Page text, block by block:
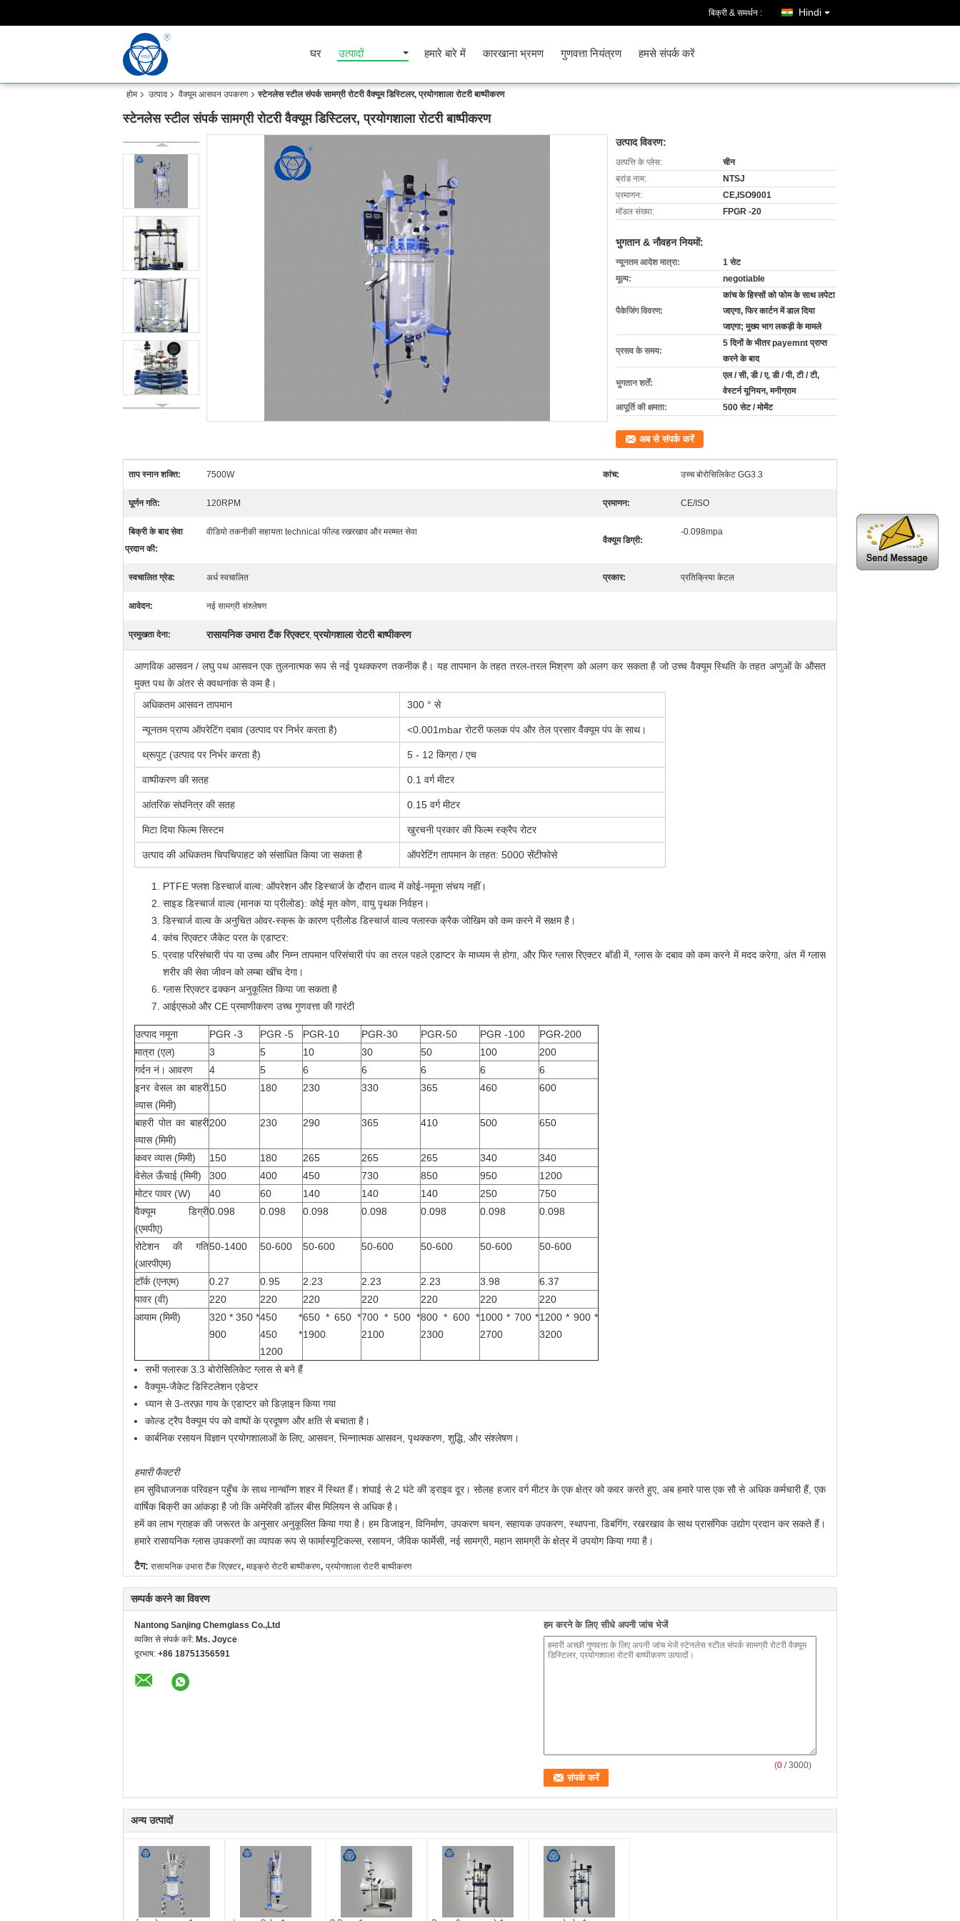
बिक्री & समर्थन : Hindi
घर उत्पादों हमारे बारे में कारखाना भ्रमण गुणवत्ता नियंत्रण हमसे संपर्क करें
होम उत्पाद वैक्यूम आसवन उपकरण स्टेनलेस स्टील संपर्क सामग्री रोटरी वैक्यूम डिस्टिलर, प्रयोगशाला रोटरी बाष्पीकरण
स्टेनलेस स्टील संपर्क सामग्री रोटरी वैक्यूम डिस्टिलर, प्रयोगशाला रोटरी बाष्पीकरण
उत्पाद विवरण:
उत्पत्ति के प्लेस:
चीन
ब्रांड नाम:
NTSJ
प्रमाणन:
CE,ISO9001
मॉडल संख्या:
FPGR -20
भुगतान & नौवहन नियमों:
न्यूनतम आदेश मात्रा:
1 सेट
मूल्य:
negotiable
पैकेजिंग विवरण:
कांच के हिस्सों को फोम के साथ लपेटा
जाएगा, फिर कार्टन में डाल दिया
जाएगा; मुख्य भाग लकड़ी के मामले
प्रसव के समय:
5 दिनों के भीतर payemnt प्राप्त
करने के बाद
भुगतान शर्तें:
एल / सी, डी / ए, डी / पी, टी / टी,
वेस्टर्न यूनियन, मनीग्राम
आपूर्ति की क्षमता:
500 सेट / मोमेंट
अब से संपर्क करें
ताप स्नान शक्ति: 7500W कांच: उच्च बोरोसिलिकेट GG3.3
घूर्णन गति: 120RPM प्रमाणन: CE/ISO
बिक्री के बाद सेवा
प्रदान की:
वीडियो तकनीकी सहायता technical फील्ड रखरखाव और मरम्मत सेवा
वैक्यूम डिग्री:
-0.098mpa
स्वचालित ग्रेड: अर्ध स्वचालित प्रकार: प्रतिक्रिया केटल
आवेदन: नई सामग्री संश्लेषण
प्रमुखता देना: रासायनिक उभारा टैंक रिएक्टर,प्रयोगशाला रोटरी बाष्पीकरण
आणविक आसवन / लघु पथ आसवन एक तुलनात्मक रूप से नई पृथक्करण तकनीक है। यह तापमान के तहत तरल-तरल मिश्रण को अलग कर सकता है जो उच्च वैक्यूम स्थिति के तहत अणुओं के औसत
मुक्त पथ के अंतर से क्वथनांक से कम है।
अधिकतम आसवन तापमान
300 ° से
न्यूनतम प्राप्य ऑपरेटिंग दबाव (उत्पाद पर निर्भर करता है) <0.001mbar रोटरी फलक पंप और तेल प्रसार वैक्यूम पंप के साथ।
थ्रूपुट (उत्पाद पर निर्भर करता है) 5 - 12 किग्रा / एच
वाष्पीकरण की सतह 0.1 वर्ग मीटर
आंतरिक संघनित्र की सतह 0.15 वर्ग मीटर
मिटा दिया फिल्म सिस्टम खुरचनी प्रकार की फिल्म स्क्रैप रोटर
उत्पाद की अधिकतम चिपचिपाहट को संसाधित किया जा सकता है ऑपरेटिंग तापमान के तहत: 5000 सेंटीफोसे
PTFE फ्लश डिस्चार्ज वाल्व: ऑपरेशन और डिस्चार्ज के दौरान वाल्व में कोई-नमूना संचय नहीं।
साइड डिस्चार्ज वाल्व (मानक या प्रीलोड): कोई मृत कोण, वायु पृथक निर्वहन।
डिस्चार्ज वाल्व के अनुचित ओवर-स्क्रू के कारण प्रीलोड डिस्चार्ज वाल्व फ्लास्क क्रैक जोखिम को कम करने में सक्षम है।
कांच रिएक्टर जैकेट परत के एडाप्टर:
प्रवाह परिसंचारी पंप या उच्च और निम्न तापमान परिसंचारी पंप का तरल पहले एडाप्टर के माध्यम से होगा, और फिर ग्लास रिएक्टर बॉडी में, ग्लास के दबाव को कम करने में मदद करेगा, अंत में ग्लास
शरीर की सेवा जीवन को लम्बा खींच देगा।
ग्लास रिएक्टर ढक्कन अनुकूलित किया जा सकता है
आईएसओ और CE प्रमाणीकरण उच्च गुणवत्ता की गारंटी
उत्पाद नमूना PGR -3 PGR -5 PGR-10 PGR-30 PGR-50 PGR -100
PGR-200
मात्रा (एल)
3 5 10 30 50 100
200
गर्दन नं। आवरण
4 5 6 6 6 6
6
इनर वेसल का बाहरी
व्यास (मिमी)
150 180 230 330 365 460 600
बाहरी पोत का बाहरी
व्यास (मिमी)
200 230 290 365 410 500 650
कवर व्यास (मिमी) 150 180 265 265 265 340
340
वेसेल ऊँचाई (मिमी)
300 400 450 730 850 950
1200
मोटर पावर (W)
40 60 140 140 140 250
750
वैक्यूम डिग्री
(एमपीए)
0.098 0.098 0.098 0.098 0.098 0.098 0.098
रोटेशन की गति
(आरपीएम)
50-1400 50-600 50-600 50-600 50-600 50-600 50-600
टॉर्क (एनएम) 0.27 0.95 2.23 2.23 2.23 3.98
6.37
पावर (वी)
220 220 220 220 220 220
220
आयाम (मिमी)
320 * 350 *
900
450 *
450 *
1200
650 * 650 *
1900
700 * 500 *
2100
800 * 600 *
2300
1000 * 700 *
2700
1200 * 900 *
3200
सभी फ्लास्क 3.3 बोरोसिलिकेट ग्लास से बने हैं
वैक्यूम-जैकेट डिस्टिलेशन एडेप्टर
ध्यान से 3-तरफ़ा गाय के एडाप्टर को डिज़ाइन किया गया
कोल्ड ट्रैप वैक्यूम पंप को वाष्पों के प्रदूषण और क्षति से बचाता है।
कार्बनिक रसायन विज्ञान प्रयोगशालाओं के लिए, आसवन, भिन्नात्मक आसवन, पृथक्करण, शुद्धि, और संश्लेषण।
हमारी फैक्टरी
हम सुविधाजनक परिवहन पहुँच के साथ नान्चॉन्ग शहर में स्थित हैं। शंघाई से 2 घंटे की ड्राइव दूर। सोलह हजार वर्ग मीटर के एक क्षेत्र को कवर करते हुए, अब हमारे पास एक सौ से अधिक कर्मचारी हैं, एक
वार्षिक बिक्री का आंकड़ा है जो कि अमेरिकी डॉलर बीस मिलियन से अधिक है।
हमें का लाभ ग्राहक की जरूरत के अनुसार अनुकूलित किया गया है। हम डिजाइन, विनिर्माण, उपकरण चयन, सहायक उपकरण, स्थापना, डिबगिंग, रखरखाव के साथ प्रासंगिक उद्योग प्रदान कर सकते हैं।
हमारे रासायनिक ग्लास उपकरणों का व्यापक रूप से फार्मास्यूटिकल्स, रसायन, जैविक फार्मेसी, नई सामग्री, महान सामग्री के क्षेत्र में उपयोग किया गया है।
टैग: रासायनिक उभारा टैंक रिएक्टर, माइक्रो रोटरी बाष्पीकरण, प्रयोगशाला रोटरी बाष्पीकरण
सम्पर्क करने का विवरण
Nantong Sanjing Chemglass Co.,Ltd
व्यक्ति से संपर्क करें: Ms. Joyce
दूरभाष: +86 18751356591
हम करने के लिए सीधे अपनी जांच भेजें
(0 / 3000)
अन्य उत्पादों